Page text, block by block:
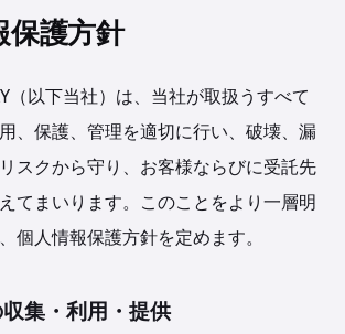
保護方針
（以下当社）は、当社が取扱うすべて
、保護、管理を適切に行い、破壊、漏
スクから守り、お客様ならびに受託先
てまいります。このことをより一層明
個人情報保護方針を定めます。
集・利用・提供